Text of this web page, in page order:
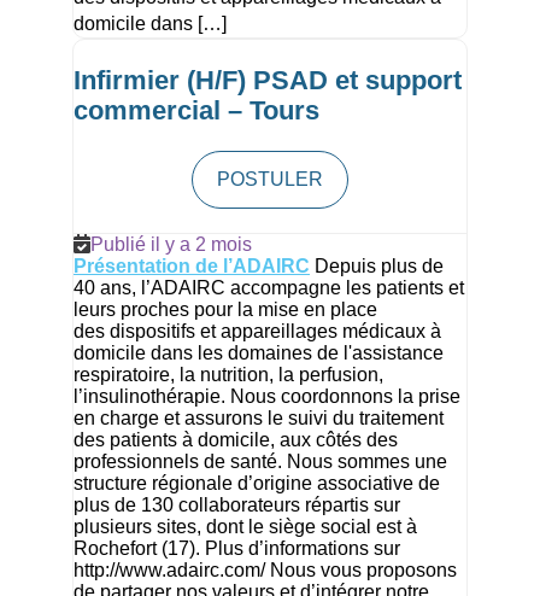
domicile dans […]
Infirmier (H/F) PSAD et support
commercial – Tours
POSTULER
Publié il y a 2 mois
Présentation de l’ADAIRC Depuis plus de
40 ans, l’ADAIRC accompagne les patients et
leurs proches pour la mise en place
des dispositifs et appareillages médicaux à
domicile dans les domaines de l'assistance
respiratoire, la nutrition, la perfusion,
l’insulinothérapie. Nous coordonnons la prise
en charge et assurons le suivi du traitement
des patients à domicile, aux côtés des
professionnels de santé. Nous sommes une
structure régionale d’origine associative de
plus de 130 collaborateurs répartis sur
plusieurs sites, dont le siège social est à
Rochefort (17). Plus d’informations sur
http://www.adairc.com/Nous vous proposons
de partager nos valeurs et d’intégrer notre